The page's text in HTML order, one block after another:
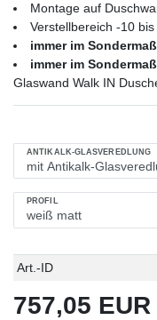
Montage auf
Verstellbereich -10 bis
immer im Sondermaß
immer im Sondermaß
Glaswand Walk IN
ANTIKALK-GLASVEREDLUNG
PROFIL
Technisches
Wert
Art.-ID
757,05 EUR